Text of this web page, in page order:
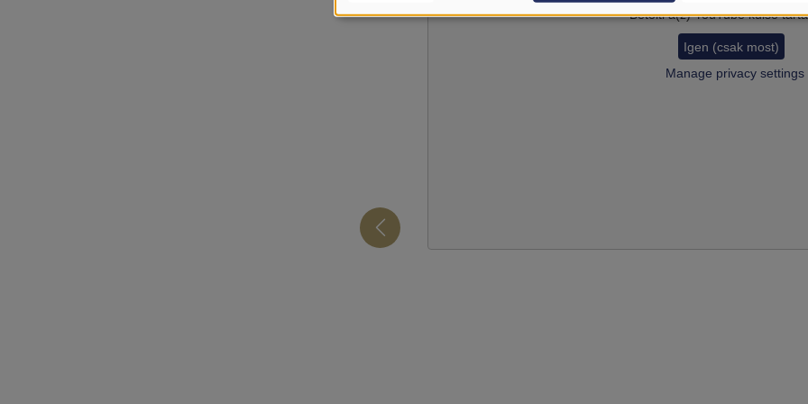
Betölti a(z)YouTubekülső
Igen (csak most)
Manage privacy settings